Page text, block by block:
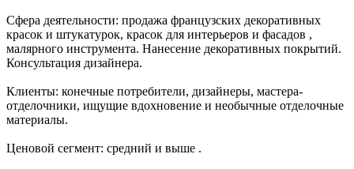
Сфера деятельности: продажа французских декоративных
красок и штукатурок, красок для интерьеров и фасадов ,
малярного инструмента. Нанесение декоративных покрытий.
Консультация дизайнера.
Клиенты: конечные потребители, дизайнеры, мастера-
отделочники, ищущие вдохновение и необычные отделочные
материалы.
Ценовой сегмент: средний и выше .